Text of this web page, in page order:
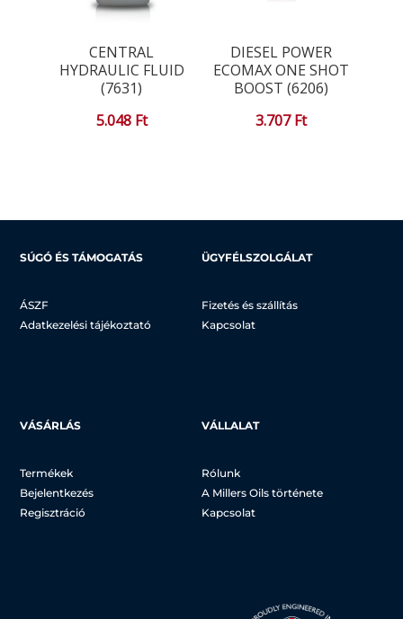
CENTRAL
HYDRAULIC FLUID
(7631)
5.048 Ft
DIESEL POWER
ECOMAX ONE SHOT
BOOST (6206)
3.707Ft
SÚGÓ ÉS TÁMOGATÁS
ÁSZF
Adatkezelési tájékoztató
ÜGYFÉLSZOLGÁLAT
Fizetés és szállítás
Kapcsolat
VÁSÁRLÁS
Termékek
Bejelentkezés
Regisztráció
VÁLLALAT
Rólunk
A Millers Oils története
Kapcsolat